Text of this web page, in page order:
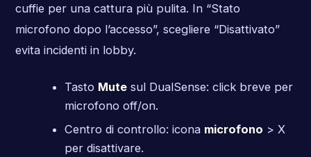
cuffie per una cattura più pulita. In “Stato
microfono dopo l’accesso”, scegliere “Disattivato”
evita incidenti in lobby.
Tasto Mutesul DualSense: click breve per
microfono off/on.
Centro di controllo: icona microfono > X
per disattivare.